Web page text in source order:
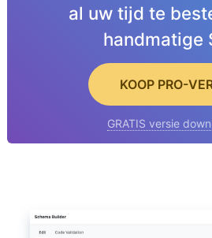
al uw tijd te
handmatige
KOOP PRO-
GRATIS versie